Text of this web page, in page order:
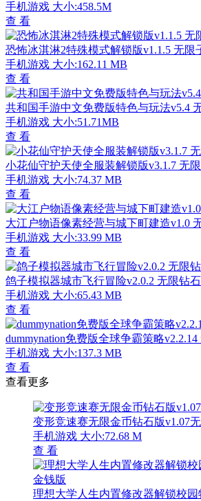
手机游戏 大小:458.5M
查 看
恐怖冰淇淋2特殊模式解锁版v1.1.5 无限
手机游戏 大小:162.11 MB
查 看
共和国手游中文免费版特色与玩法v5.4
手机游戏 大小:51.71MB
查 看
小花仙守护天使全服装解锁版v3.1.7 无
手机游戏 大小:74.37 MB
查 看
大江户物语像素经营与城下町建造v1.0
手机游戏 大小:33.99 MB
查 看
鸽子模拟器城市飞行冒险v2.0.2 无限钻
手机游戏 大小:65.43 MB
查 看
dummynation免费版全球争霸策略
手机游戏 大小:137.3 MB
查 看
查看更多
变形竞速赛无限金币钻石版v1.07
手机游戏 大小:72.68 M
查 看
理想大学人生内置修改器解锁校园